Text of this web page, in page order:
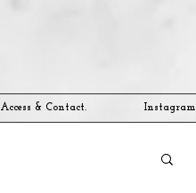
Access & Contact. Instagram